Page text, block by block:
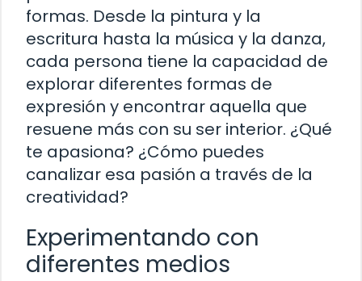
formas. Desde la pintura y la
escritura hasta la música y la danza,
cada persona tiene la capacidad de
explorar diferentes formas de
expresión y encontrar aquella que
resuene más con su ser interior. ¿Qué
te apasiona? ¿Cómo puedes
canalizar esa pasión a través de la
creatividad?
Experimentando con
diferentes medios